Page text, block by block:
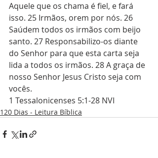
Aquele que os chama é fiel, e fará
isso. 25 Irmãos, orem por nós. 26
Saúdem todos os irmãos com beijo
santo. 27 Responsabilizo-os diante
do Senhor para que esta carta seja
lida a todos os irmãos. 28 A graça de
nosso Senhor Jesus Cristo seja com
vocês.
1 Tessalonicenses 5:1-28 NVI
120 Dias - Leitura Bíblica